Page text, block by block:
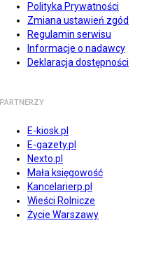
Polityka Prywatności
Zmiana ustawień zgód
Regulamin serwisu
Informacje o nadawcy
Deklaracja dostępności
PARTNERZY
E-kiosk.pl
E-gazety.pl
Nexto.pl
Mała księgowość
Kancelarierp.pl
Wieści Rolnicze
Życie Warszawy